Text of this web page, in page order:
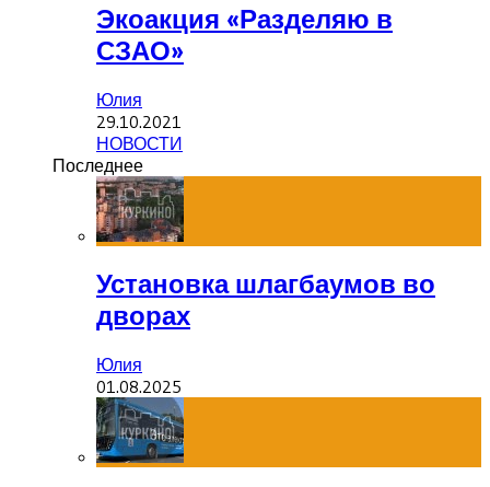
Экоакция «Разделяю в
СЗАО»
Юлия
29.10.2021
НОВОСТИ
Последнее
Установка шлагбаумов во
дворах
Юлия
01.08.2025